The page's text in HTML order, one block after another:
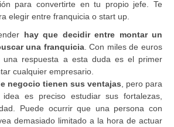
para convertirte en tu propio jefe. Te
elegir entre franquicia o start up.
hay que decidir entre montar un
una franquicia. Con miles de euros
una respuesta a esta duda es el primer
cualquier empresario.
negocio tienen sus ventajas , pero para
es preciso estudiar sus fortalezas,
Puede ocurrir que una persona con
demasiado limitado a la hora de actuar